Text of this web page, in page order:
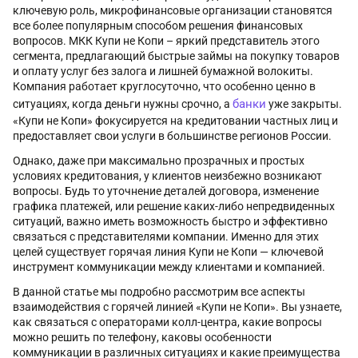
ключевую роль, микрофинансовые организации становятся
все более популярным способом решения финансовых
вопросов. МКК Купи не Копи – яркий представитель этого
сегмента, предлагающий быстрые займы на покупку товаров
и оплату услуг без залога и лишней бумажной волокиты.
Компания работает круглосуточно, что особенно ценно в
ситуациях, когда деньги нужны срочно, а банки уже закрыты.
«Купи не Копи» фокусируется на кредитовании частных лиц и
предоставляет свои услуги в большинстве регионов России.
Однако, даже при максимально прозрачных и простых
условиях кредитования, у клиентов неизбежно возникают
вопросы. Будь то уточнение деталей договора, изменение
графика платежей, или решение каких-либо непредвиденных
ситуаций, важно иметь возможность быстро и эффективно
связаться с представителями компании. Именно для этих
целей существует горячая линия Купи не Копи — ключевой
инструмент коммуникации между клиентами и компанией.
В данной статье мы подробно рассмотрим все аспекты
взаимодействия с горячей линией «Купи не Копи». Вы узнаете,
как связаться с операторами колл-центра, какие вопросы
можно решить по телефону, каковы особенности
коммуникации в различных ситуациях и какие преимущества